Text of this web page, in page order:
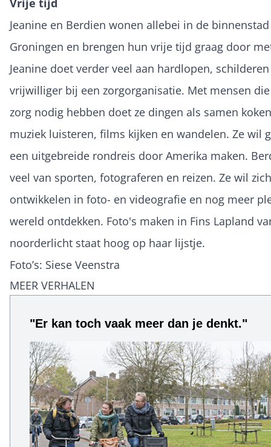
Vrije tijd
Jeanine en Berdien wonen allebei in de
Groningen en brengen hun vrije tijd graag door
Jeanine doet verder veel aan hardlopen,
vrijwilliger bij een zorgorganisatie. Met mensen
zorg nodig hebben doet ze dingen als samen
muziek luisteren, films kijken en wandelen. Ze wil
een uitgebreide rondreis door Amerika maken.
veel van sporten, fotograferen en reizen. Ze wil
ontwikkelen in foto- en videografie en nog meer
wereld ontdekken. Foto's maken in Fins Lapland
noorderlicht staat hoog op haar lijstje.
Foto’s: Siese Veenstra
MEER VERHALEN
"Er kan toch vaak meer dan je denkt."